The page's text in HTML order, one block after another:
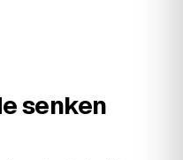
senken